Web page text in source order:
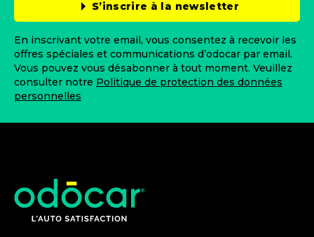
S’inscrire à la newsletter
En inscrivant votre email, vous consentez à recevoir les
offres spéciales et communications d’odocar par email.
Vous pouvez vous désabonner à tout moment. Veuillez
consulter notre Politique de protection des données
personnelles